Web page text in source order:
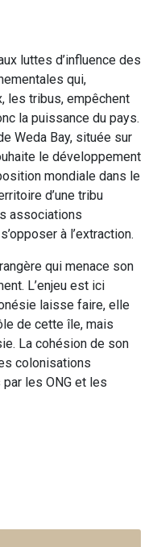
luttes d’influence des
qui,
les tribus, empêchent
la puissance du pays.
Weda Bay, située sur
le développement
mondiale dans le
d’une tribu
associations
à l’extraction.
qui menace son
L’enjeu est ici
laisse faire, elle
de cette île, mais
La cohésion de son
colonisations
les ONG et les